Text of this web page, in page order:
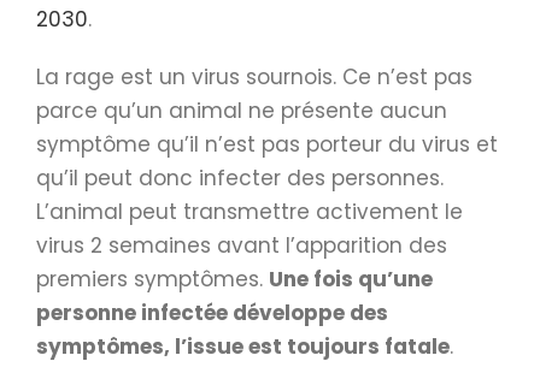
2030.
La rage est un virus sournois. Ce n’est pas
parce qu’un animal ne présente aucun
symptôme qu’il n’est pas porteur du virus et
qu’il peut donc infecter des personnes.
L’animal peut transmettre activement le
virus 2 semaines avant l’apparition des
premiers symptômes. Une fois qu’une
personne infectée développe des
symptômes, l’issue est toujours fatale.